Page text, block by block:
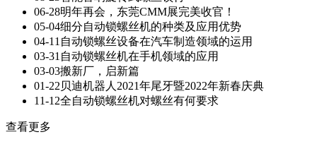
06-28明年再会，东莞CMM展完美收官！
05-04细分自动锁螺丝机的种类及应用优势
04-11 自动锁螺丝设备在汽车制造领域的运用
03-31 自动锁螺丝机在手机领域的应用
03-03搬新厂，启新篇
01-22贝迪机器人2021年尾牙暨2022年新春庆典
11-12全自动锁螺丝机对螺丝有何要求
查看更多